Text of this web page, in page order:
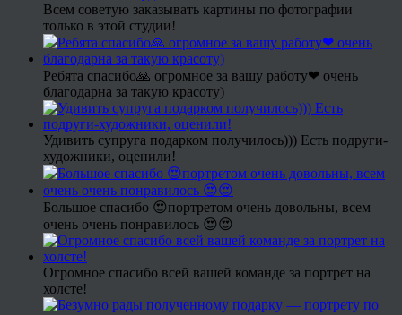
Всем советую заказывать картины по фотографии
только в этой студии!
Ребята спасибо🙏 огромное за вашу работу❤ очень
благодарна за такую красоту)
Удивить супруга подарком получилось))) Есть подруги-
художники, оценили!
Большое спасибо 😍портретом очень довольны, всем
очень очень понравилось 😍😍
Огромное спасибо всей вашей команде за портрет на
холсте!